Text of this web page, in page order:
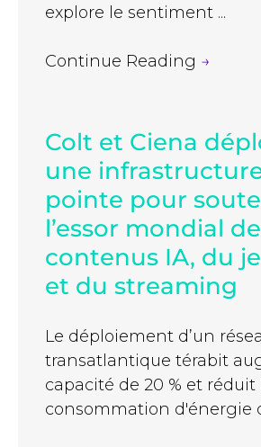
explore le sentiment ...
Continue Reading →
Colt et Ciena
une
pointe pour
l’essor mondial
contenus IA, du
et du streaming
Le déploiement d’un
transatlantique térabit
capacité de 20 % et réduit
consommation d'énergie